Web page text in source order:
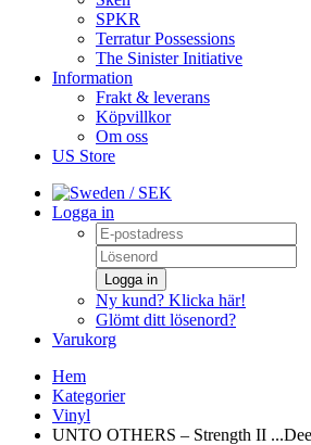
SPKR
Terratur Possessions
The Sinister Initiative
Information
Frakt & leverans
Köpvillkor
Om oss
US Store
/ SEK
Logga in
Logga in
Ny kund? Klicka här!
Glömt ditt lösenord?
Varukorg
Hem
Kategorier
Vinyl
UNTO OTHERS – Strength II